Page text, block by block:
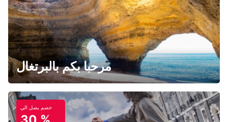
مرحبا بكم بالبرتغال
خصم يصل الي